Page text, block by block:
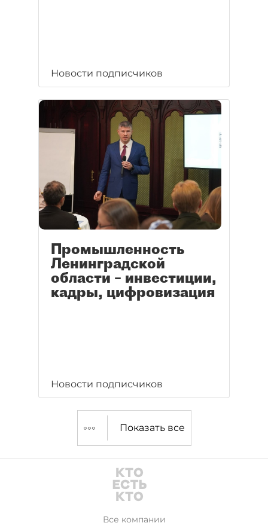
Новости подписчиков
Промышленность
Ленинградской
области – инвестиции,
кадры, цифровизация
Новости подписчиков
Показать все
Все компании